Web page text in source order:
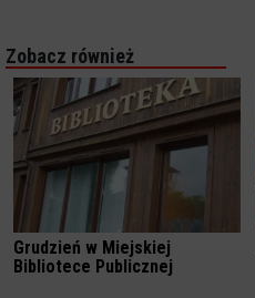
Zobacz również
Grudzień w Miejskiej
Bibliotece Publicznej